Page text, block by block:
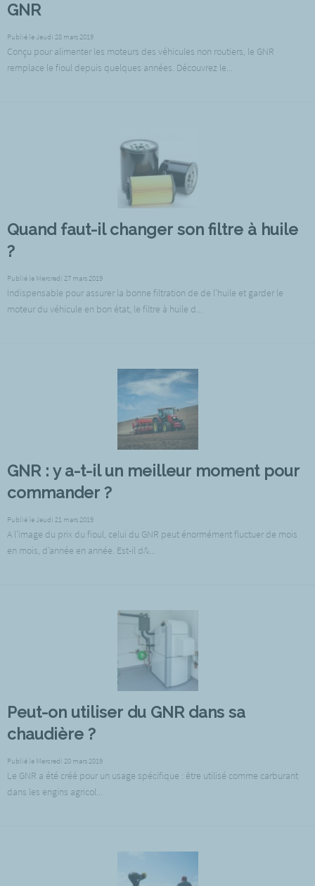
GNR
Publié le Jeudi 28 mars 2019
Conçu pour alimenter les moteurs des véhicules non routiers, le GNR
remplace le fioul depuis quelques années. Découvrez le...
Quand faut-il changer son filtre à huile
?
Publié le Mercredi 27 mars 2019
Indispensable pour assurer la bonne filtration de de l'huile et garder le
moteur du véhicule en bon état, le filtre à huile d...
GNR : y a-t-il un meilleur moment pour
commander ?
Publié le Jeudi 21 mars 2019
A l’image du prix du fioul, celui du GNR peut énormément fluctuer de mois
en mois, d’année en année. Est-il d&...
Peut-on utiliser du GNR dans sa
chaudière ?
Publié le Mercredi 20 mars 2019
Le GNR a été créé pour un usage spécifique : être utilisé comme carburant
dans les engins agricol...